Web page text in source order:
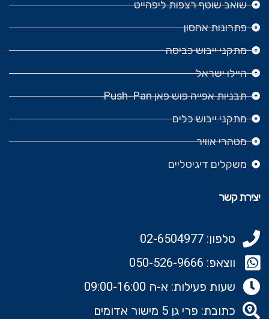
שואב שוטף רצפות ליפהייט
פתרונות אחסון
מתקני ייבוש כביסה
היילו ישראל
תבניות אפייה פוש פאן Push-Pan
מתקני ייבוש כלים
מטהרי אוויר
משקלים דיגיטליים
יצירת קשר
טלפון: 02-6504977
ווצאפ: 050-526-9666‬
שעות פעילות: א-ה 09:00-16:00
כתובת: פרי גן 5 מישור אדומים